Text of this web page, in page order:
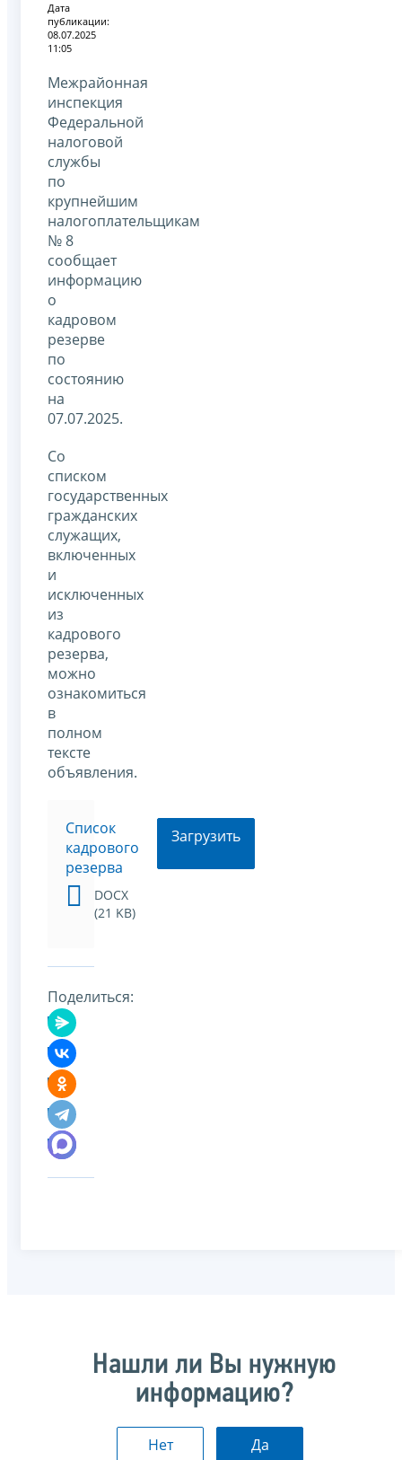
Дата
публикации:
08.07.2025
11:05
Межрайонная
инспекция
Федеральной
налоговой
службы
по
крупнейшим
налогоплательщикам
№ 8
сообщает
информацию
о
кадровом
резерве
по
состоянию
на
07.07.2025.
Со
списком
государственных
гражданских
служащих,
включенных
и
исключенных
из
кадрового
резерва,
можно
ознакомиться
в
полном
тексте
объявления.
Список
кадрового
резерва
DOCX
(21 KB)
Загрузить
Поделиться:
Нашли ли Вы нужную
информацию?
Нет Да